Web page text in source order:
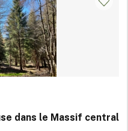
dans le Massif central